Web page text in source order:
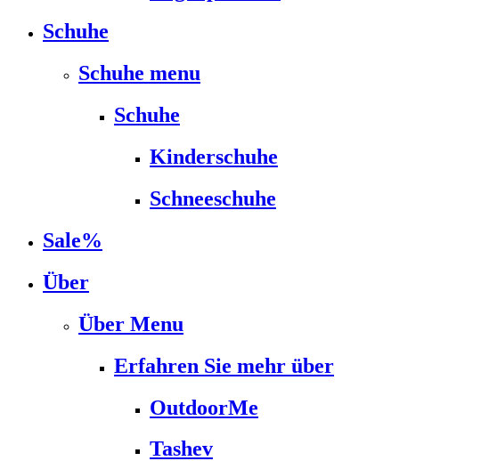
Schuhe
Schuhe menu
Schuhe
Kinderschuhe
Schneeschuhe
Sale%
Über
Über Menu
Erfahren Sie mehr über
OutdoorMe
Tashev